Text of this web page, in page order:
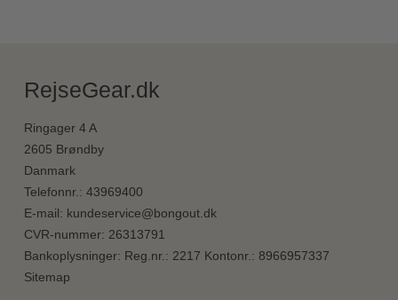
RejseGear.dk
Ringager 4 A
2605 Brøndby
Danmark
Telefonnr.: 43969400
E-mail: kundeservice@bongout.dk
CVR-nummer: 26313791
Bankoplysninger: Reg.nr.: 2217 Kontonr.: 8966957337
Sitemap